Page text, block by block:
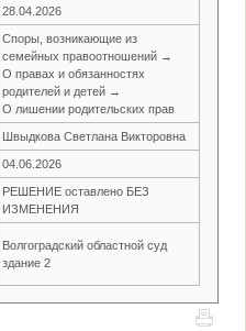
28.04.2026
Споры, возникающие из
семейных правоотношений →
О правах и обязанностях
родителей и детей →
О лишении родительских прав
Швыдкова Светлана Викторовна
04.06.2026
РЕШЕНИЕ оставлено БЕЗ
ИЗМЕНЕНИЯ
Волгоградский областной суд
здание 2